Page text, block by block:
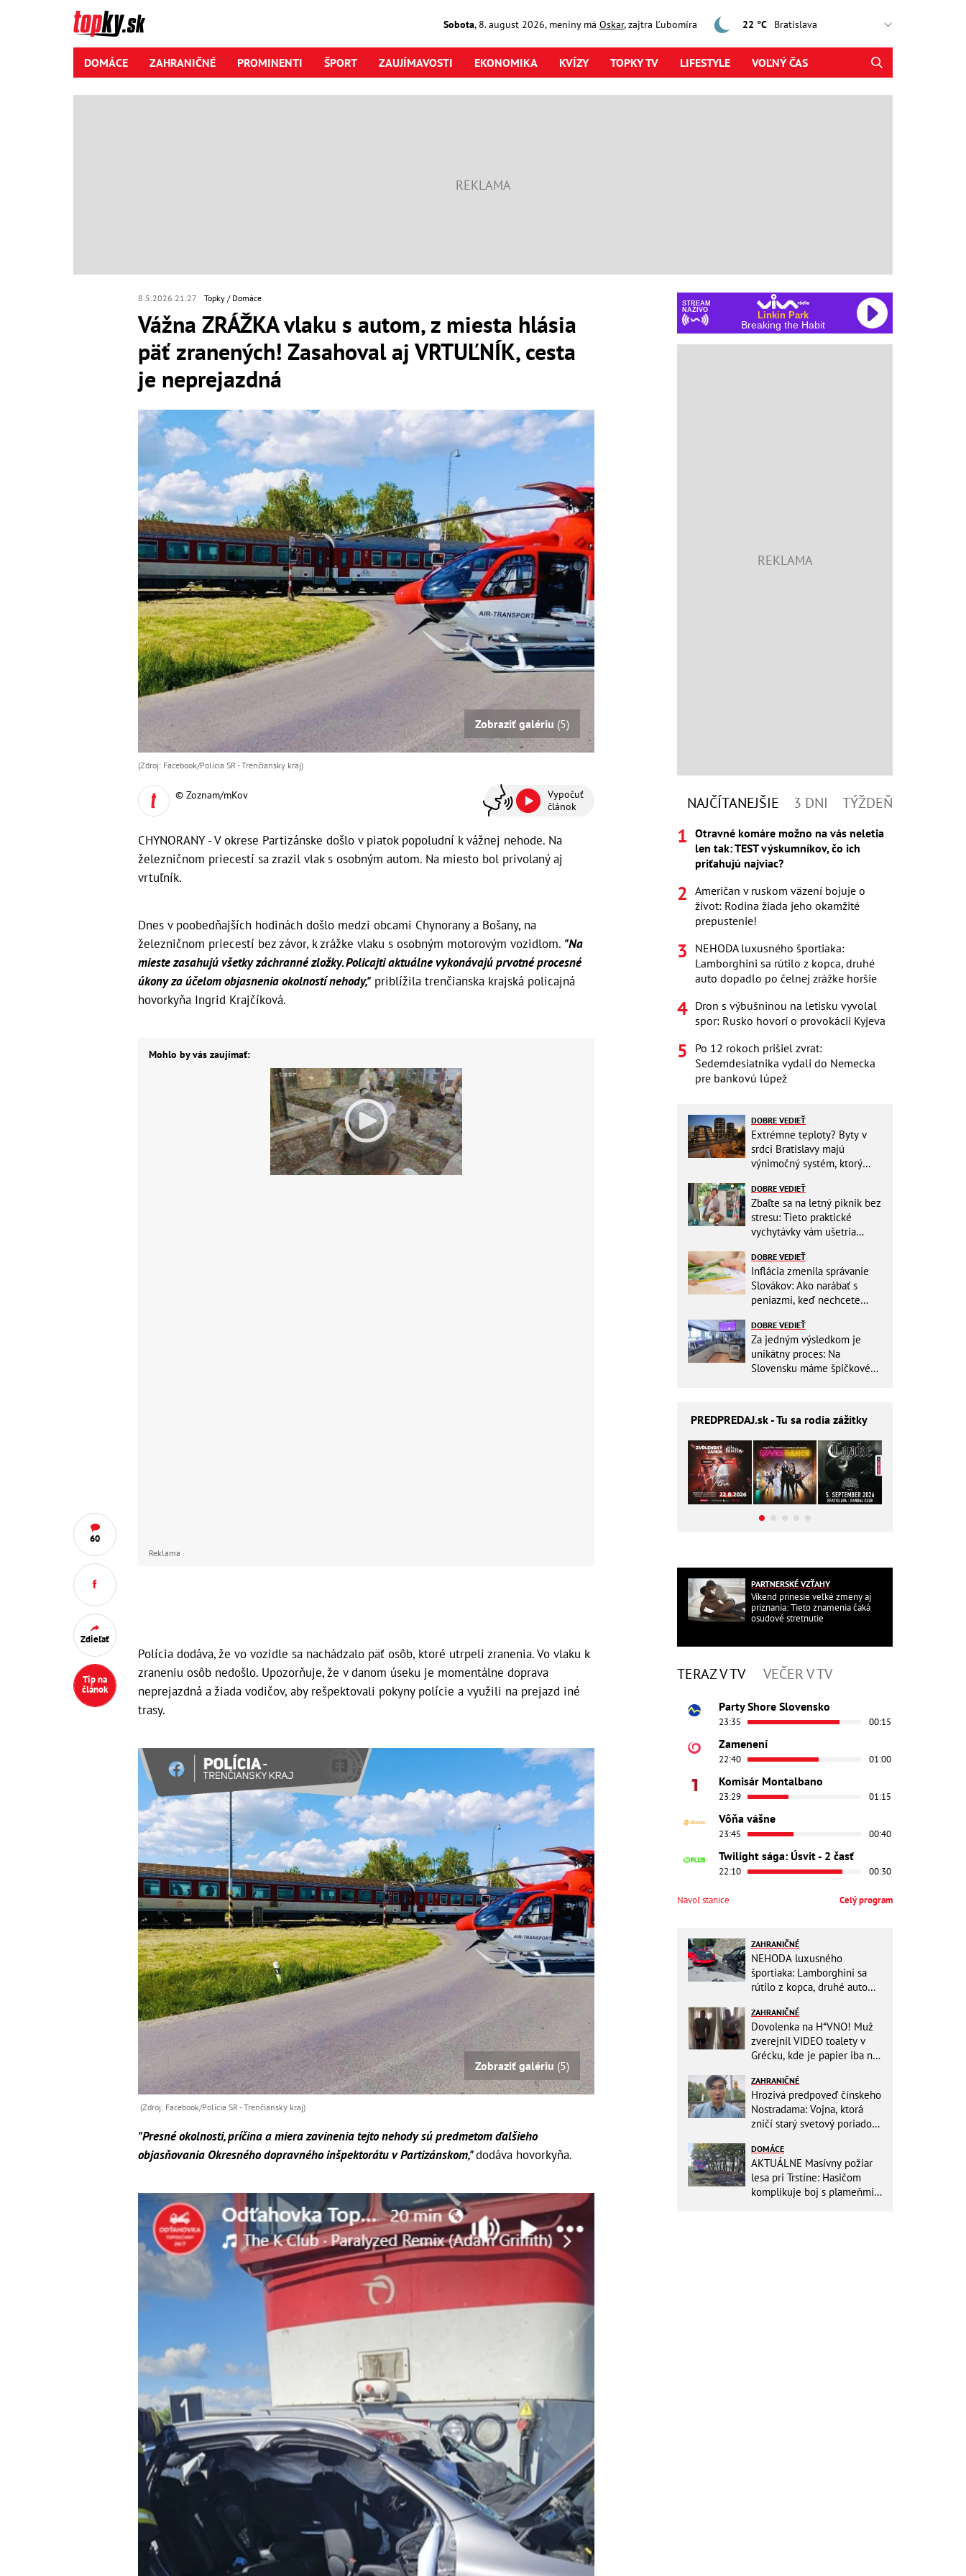
Sobota, 8. august2026, meniny má Oskar, zajtra Ľubomíra 22 °C
DOMÁCE ZAHRANIČNÉ PROMINENTI ŠPORT ZAUJÍMAVOSTI EKONOMIKA KVÍZY TOPKY TV LIFESTYLE VOĽNÝ ČAS
8.5.2026 21:27 Topky Domáce
Vážna ZRÁŽKA vlaku s autom, z miesta hlásia
päť zranených! Zasahoval aj VRTUĽNÍK, cesta
je neprejazdná
60
Zdieľať
Tip na
článok
Zobraziť galériu (5)
(Zdroj: Facebook/Polícia SR - Trenčiansky kraj )
© Zoznam/mKov
Vypočuť
článok
CHYNORANY - V okrese Partizánske došlo v piatok popoludní k vážnej nehode. Na
železničnom priecestí sa zrazil vlak s osobným autom. Na miesto bol privolaný aj
vrtuľník.
Dnes v poobedňajších hodinách došlo medzi obcami Chynorany a Bošany, na
železničnom priecestí bez závor, k zrážke vlaku s osobným motorovým vozidlom. "Na
mieste zasahujú všetky záchranné zložky. Policajti aktuálne vykonávajú prvotné procesné
úkony za účelom objasnenia okolností nehody," priblížila trenčianska krajská policajná
hovorkyňa Ingrid Krajčíková.
Mohlo by vás zaujímať:
Reklama
Polícia dodáva, že vo vozidle sa nachádzalo päť osôb, ktoré utrpeli zranenia. Vo vlaku k
zraneniu osôb nedošlo. Upozorňuje, že v danom úseku je momentálne doprava
neprejazdná a žiada vodičov, aby rešpektovali pokyny polície a využili na prejazd iné
trasy.
Zobraziť galériu (5)
(Zdroj: Facebook/Polícia SR - Trenčiansky kraj )
"Presné okolnosti, príčina a miera zavinenia tejto nehody sú predmetom ďalšieho
objasňovania Okresného dopravného inšpektorátu v Partizánskom,"dodáva hovorkyňa.
STREAM
NAŽIVO
Linkin Park
Breaking the Habit
NAJČÍTANEJŠIE 3 DNI TÝŽDEŇ
Otravné komáre možno na vás neletia
len tak: TEST výskumníkov, čo ich
priťahujú najviac?
Američan v ruskom väzení bojuje o
život: Rodina žiada jeho okamžité
prepustenie!
NEHODA luxusného športiaka:
Lamborghini sa rútilo z kopca, druhé
auto dopadlo po čelnej zrážke horšie
Dron s výbušninou na letisku vyvolal
spor: Rusko hovorí o provokácii Kyjeva
Po 12 rokoch prišiel zvrat:
Sedemdesiatnika vydali do Nemecka
pre bankovú lúpež
DOBRE VEDIEŤ
Extrémne teploty? Byty v
srdci Bratislavy majú
výnimočný systém, ktorý
DOBRE VEDIEŤ
Zbaľte sa na letný piknik bez
stresu: Tieto praktické
vychytávky vám ušetria
DOBRE VEDIEŤ
Inflácia zmenila správanie
Slovákov: Ako narábať s
peniazmi, keď nechcete
DOBRE VEDIEŤ
Za jedným výsledkom je
unikátny proces: Na
Slovensku máme špičkové
PREDPREDAJ.sk - Tu sa rodia zážitky
PARTNERSKÉ VZŤAHY
Víkend prinesie veľké zmeny aj
priznania: Tieto znamenia čaká
osudové stretnutie
TERAZ V TV VEČER V TV
Party Shore Slovensko
23:35 00:15
Zamenení
22:40 01:00
Komisár Montalbano
23:29 01:15
Vôňa vášne
23:45 00:40
Twilight sága: Úsvit - 2 časť
22:10 00:30
Navoľ stanice Celý program
ZAHRANIČNÉ
NEHODA luxusného
športiaka: Lamborghini sa
rútilo z kopca, druhé auto
horšie
ZAHRANIČNÉ
Dovolenka na H*VNO! Muž
zverejnil VIDEO toalety v
Grécku, kde je papier iba na
do kuchyne
ZAHRANIČNÉ
Hrozivá predpoveď čínskeho
Nostradama: Vojna, ktorá
zničí starý svetový poriadok!
DOMÁCE
AKTUÁLNE Masívny požiar
lesa pri Trstíne: Hasičom
komplikuje boj s plameňmi